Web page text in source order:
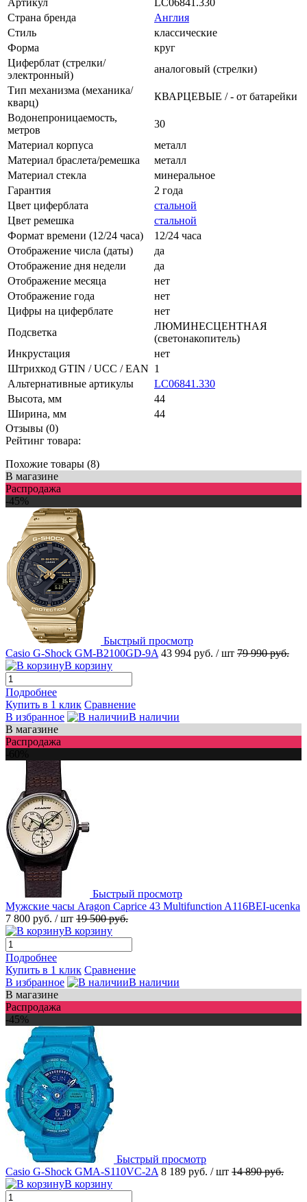
Страна бренда
Англия
Стиль
классические
Форма
круг
Циферблат (стрелки/
электронный)
аналоговый (стрелки)
Тип механизма (механика/
кварц)
КВАРЦЕВЫЕ / - от батарейки
Водонепроницаемость,
метров
30
Материал корпуса
металл
Материал браслета/ремешка
металл
Материал стекла
минеральное
Гарантия
2 года
Цвет циферблата
стальной
Цвет ремешка
стальной
Формат времени (12/24 часа)
12/24 часа
Отображение числа (даты)
да
Отображение дня недели
да
Отображение месяца
нет
Отображение года
нет
Цифры на циферблате
нет
Подсветка
ЛЮМИНЕСЦЕНТНАЯ
(светонакопитель)
Инкрустация
нет
Штрихкод GTIN / UCC / EAN 1
Альтернативные артикулы
LC06841.330
Высота, мм
44
Ширина, мм
44
Отзывы (0)
Рейтинг товара:
Похожие товары (8)
В магазине
Распродажа
-45%
Быстрый просмотр
Casio G-Shock GM-B2100GD-9A 43 994 руб. / шт 79 990 руб.
В корзину
Подробнее
Купить в 1 клик Сравнение
В избранное
В наличии
В магазине
Распродажа
Быстрый просмотр
Мужские часы Aragon Caprice 43 Multifunction A116BEI-ucenka
7 800 руб. / шт 19 500 руб.
В корзину
Подробнее
Купить в 1 клик Сравнение
В избранное
В наличии
В магазине
Распродажа
-45%
Быстрый просмотр
Casio G-Shock GMA-S110VC-2A 8 189 руб. / шт 14 890 руб.
В корзину